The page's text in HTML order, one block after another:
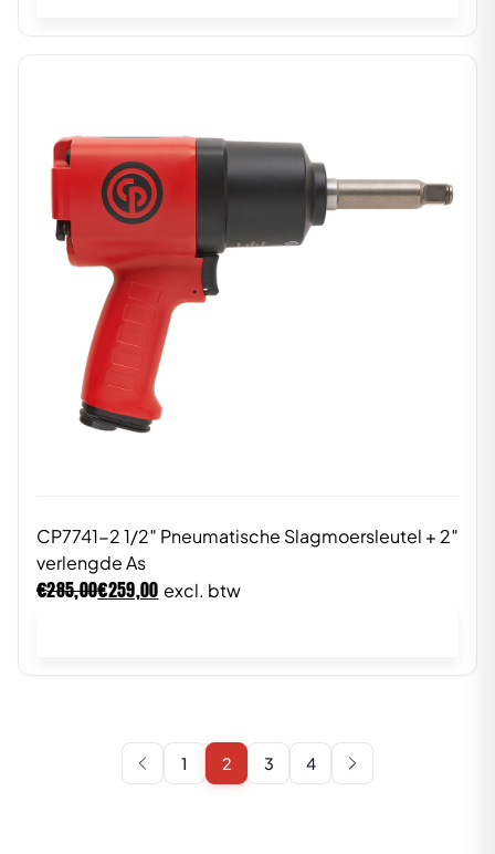
CP7741-2 1/2″ Pneumatische Slagmoersleutel + 2″
verlengde As
€285,00€259,00 excl. btw
1 2 3 4